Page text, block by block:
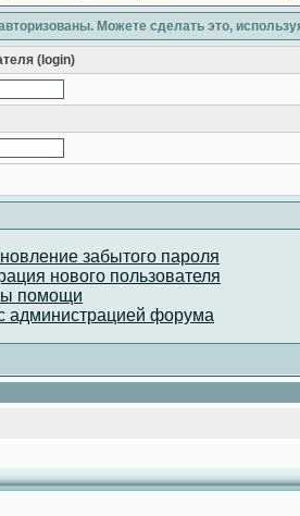
Можете сделать это,
(login)
забытого пароля
нового пользователя
помощи
администрацией форума